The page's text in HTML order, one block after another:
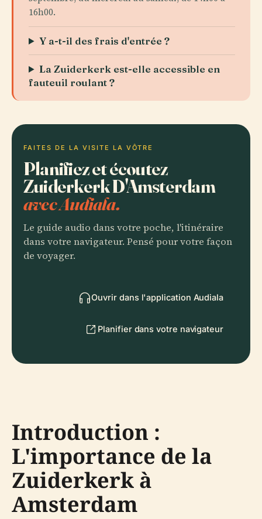
16h00.
Y a-t-il des frais d'entrée ?
La Zuiderkerk est-elle accessible en
fauteuil roulant ?
FAITES DE LA VISITE LA VÔTRE
Planifiez et écoutez
Zuiderkerk D'Amsterdam
avec Audiala.
Le guide audio dans votre poche, l'itinéraire
dans votre navigateur. Pensé pour votre façon
de voyager.
Ouvrir dans l'application Audiala
Planifier dans votre navigateur
Introduction :
L'importance de la
Zuiderkerk à
Amsterdam